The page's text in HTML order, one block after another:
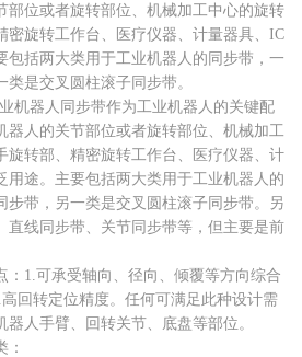
部位或者旋转部位、机械加工中心的旋转
密旋转工作台、医疗仪器、计量器具、IC
包括两大类用于工业机器人的同步带，一
是交叉圆柱滚子同步带。
机器人同步带作为工业机器人的关键配
器人的关节部位或者旋转部位、机械加工
旋转部、精密旋转工作台、医疗仪器、计
用途。主要包括两大类用于工业机器人的
步带，另一类是交叉圆柱滚子同步带。另
直线同步带、关节同步带等，但主要是前
1.可承受轴向、径向、倾覆等方向综合
回转定位精度。任何可满足此种设计需
人手臂、回转关节、底盘等部位。